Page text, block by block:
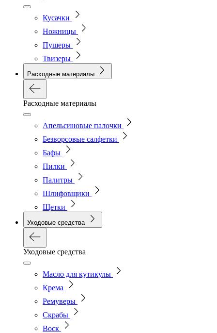
Кусачки
Ножницы
Пушеры
Твизеры
Расходные материалы
Расходные материалы
Апельсиновые палочки
Безворсовые салфетки
Бафы
Пилки
Палитры
Шлифовщики
Щетки
Уходовые средства
Уходовые средства
Масло для кутикулы
Крема
Ремуверы
Скрабы
Воск